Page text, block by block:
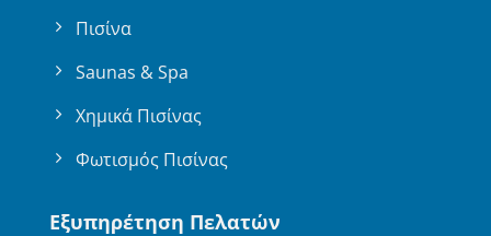
Πισίνα
Saunas & Spa
Χημικά Πισίνας
Φωτισμός Πισίνας
Εξυπηρέτηση Πελατών